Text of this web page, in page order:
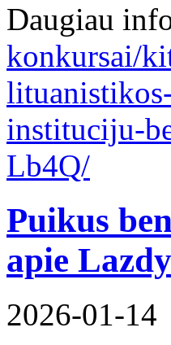
Daugiau
konkursai/
instituciju-
Lb4Q/
Puikus
apie
2026-01-14